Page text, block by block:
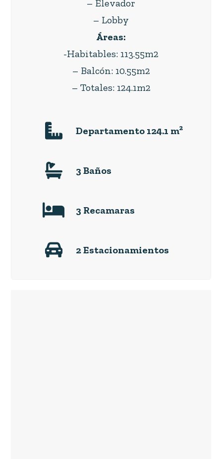
– Elevador
– Lobby
Áreas:
-Habitables: 113.55m2
– Balcón: 10.55m2
– Totales: 124.1m2
Departamento 124.1 m²
3 Baños
3 Recamaras
2 Estacionamientos